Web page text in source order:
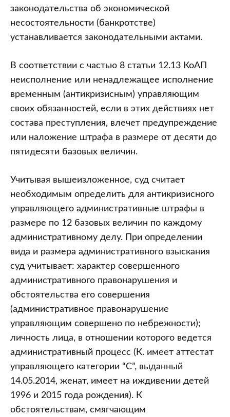
законодательства об экономической
несостоятельности (банкротстве)
устанавливается законодательными актами.
В соответствии с частью 8 статьи 12.13 КоАП
неисполнение или ненадлежащее исполнение
временным (антикризисным) управляющим
своих обязанностей, если в этих действиях нет
состава преступления, влечет предупреждение
или наложение штрафа в размере от десяти до
пятидесяти базовых величин.
Учитывая вышеизложенное, суд считает
необходимым определить для антикризисного
управляющего административные штрафы в
размере по 12 базовых величин по каждому
административному делу. При определении
вида и размера административного взыскания
суд учитывает: характер совершенного
административного правонарушения и
обстоятельства его совершения
(административное правонарушение
управляющим совершено по небрежности);
личность лица, в отношении которого ведется
административный процесс (К. имеет аттестат
управляющего категории “С”, выданный
14.05.2014, женат, имеет на иждивении детей
1996 и 2015 года рождения). К
обстоятельствам, смягчающим